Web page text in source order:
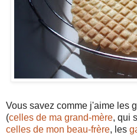
Vous savez comme j'aime les
(celles de ma grand-mère, qui
celles de mon beau-frère, les